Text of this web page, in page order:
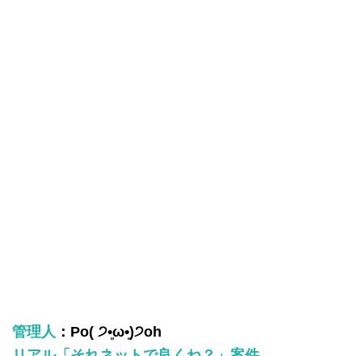
管理人 ：Po( ੭•͈ω•͈)੭oh